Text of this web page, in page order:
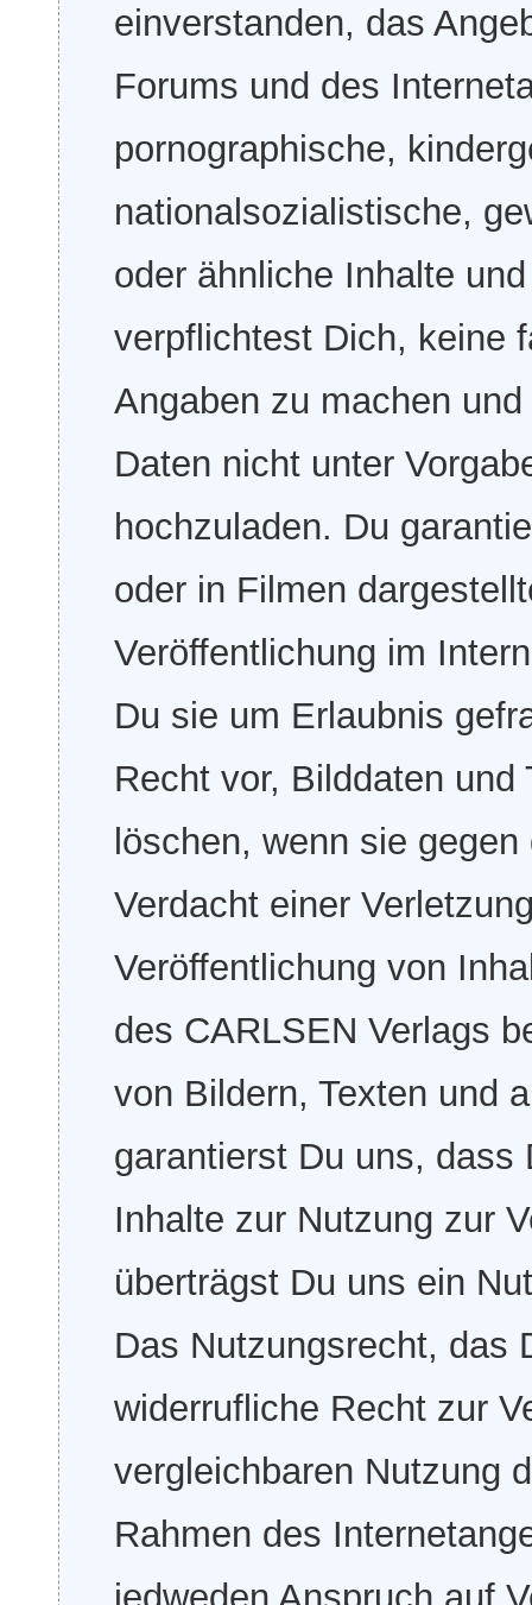
einverstanden, das
Forums und des
pornographische,
nationalsozialistische,
oder ähnliche Inhalte
verpflichtest Dich, keine
Angaben zu machen
Daten nicht unter
hochzuladen. Du
oder in Filmen
Veröffentlichung im
Du sie um Erlaubnis
Recht vor, Bilddaten
löschen, wenn sie
Verdacht einer
Veröffentlichung von
des CARLSEN Verlags
von Bildern, Texten und
garantierst Du uns,
Inhalte zur Nutzung zur
überträgst Du uns ein
Das Nutzungsrecht, das
widerrufliche Recht zur
vergleichbaren Nutzung
Rahmen des